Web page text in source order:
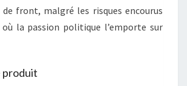
de front, malgré les risques encourus
la passion politique l’emporte sur
produit